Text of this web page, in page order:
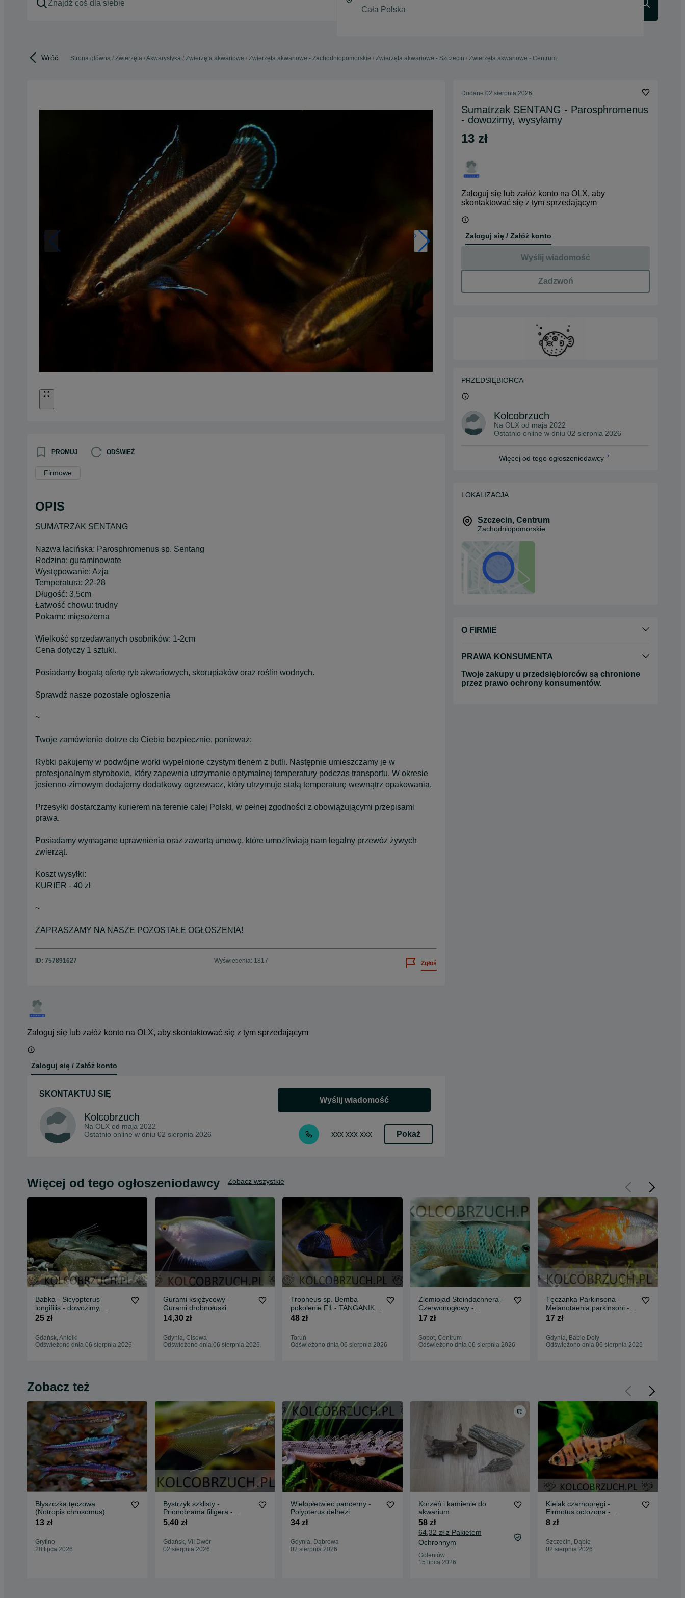
Wróć Strona główna Zwierzęta Akwarystyka Zwierzęta akwariowe Zwierzęta akwariowe - Zachodniopomorskie Zwierzęta akwariowe - Szczecin Zwierzęta akwariowe - Centrum
PROMUJ ODŚWIEŻ
Firmowe
OPIS
SUMATRZAK SENTANG
Nazwa łacińska: Parosphromenus sp. Sentang
Rodzina: guraminowate
Występowanie: Azja
Temperatura: 22-28
Długość: 3,5cm
Łatwość chowu: trudny
Pokarm: mięsożerna
Wielkość sprzedawanych osobników: 1-2cm
Cena dotyczy 1 sztuki.
Posiadamy bogatą ofertę ryb akwariowych, skorupiaków oraz roślin wodnych.
Sprawdź nasze pozostałe ogłoszenia
~
Twoje zamówienie dotrze do Ciebie bezpiecznie, ponieważ:
Rybki pakujemy w podwójne worki wypełnione czystym tlenem z butli. Następnie umieszczamy je w
profesjonalnym styroboxie, który zapewnia utrzymanie optymalnej temperatury podczas transportu. W okresie
jesienno-zimowym dodajemy dodatkowy ogrzewacz, który utrzymuje stałą temperaturę wewnątrz opakowania.
Przesyłki dostarczamy kurierem na terenie całej Polski, w pełnej zgodności z obowiązującymi przepisami
prawa.
Posiadamy wymagane uprawnienia oraz zawartą umowę, które umożliwiają nam legalny przewóz żywych
zwierząt.
Koszt wysyłki:
KURIER - 40 zł
~
ZAPRASZAMY NA NASZE POZOSTAŁE OGŁOSZENIA!
ID: 757891627 Wyświetlenia: 1817 Zgłoś
Zaloguj się lub załóż konto na OLX, aby skontaktować się z tym sprzedającym
Zaloguj się / Załóż konto
SKONTAKTUJ SIĘ
Kolcobrzuch
Na OLX od maja 2022
Ostatnio online w dniu 02 sierpnia 2026
Wyślij wiadomość
xxx xxx xxx Pokaż
Dodane 02 sierpnia 2026
Sumatrzak SENTANG - Parosphromenus
- dowozimy, wysyłamy
13 zł
Zaloguj się lub załóż konto na OLX, aby
skontaktować się z tym sprzedającym
Zaloguj się / Załóż konto
Wyślij wiadomość
Zadzwoń
PRZEDSIĘBIORCA
Kolcobrzuch
Na OLX od maja 2022
Ostatnio online w dniu 02 sierpnia 2026
Więcej od tego ogłoszeniodawcy
LOKALIZACJA
Szczecin, Centrum
Zachodniopomorskie
O FIRMIE
PRAWA KONSUMENTA
Twoje zakupy u przedsiębiorców są chronione
przez prawo ochrony konsumentów.
Więcej od tego ogłoszeniodawcy Zobacz wszystkie
Babka - Sicyopterus
longifilis - dowozimy,
wysyłamy
25 zł
Gdańsk, Aniołki
Odświeżono dnia 06 sierpnia 2026
Gurami księżycowy -
Gurami drobnołuski
14,30 zł
Gdynia, Cisowa
Odświeżono dnia 06 sierpnia 2026
Tropheus sp. Bemba
pokolenie F1 - TANGANIKA
- IMPORT - dowóz, wysyłka
48 zł
Toruń
Odświeżono dnia 06 sierpnia 2026
Ziemiojad Steindachnera -
Czerwonogłowy -
Geophagus - dowóz
17 zł
Sopot, Centrum
Odświeżono dnia 06 sierpnia 2026
Tęczanka Parkinsona -
Melanotaenia parkinsoni -
dowóz, wysyłka
17 zł
Gdynia, Babie Doły
Odświeżono dnia 06 sierpnia 2026
Zobacz też
Błyszczka tęczowa
(Notropis chrosomus)
13 zł
Gryfino
28 lipca 2026
Bystrzyk szklisty -
Prionobrama filigera -
Promieniak - dowóz,
wysyłka
5,40 zł
Gdańsk, VII Dwór
02 sierpnia 2026
Wielopłetwiec pancerny -
Polypterus delhezi
34 zł
Gdynia, Dąbrowa
02 sierpnia 2026
Korzeń i kamienie do
akwarium
58 zł
64,32 zł z Pakietem
Ochronnym
Goleniów
15 lipca 2026
Kielak czarnopręgi -
Eirmotus octozona -
dowozimy do klienta,
8 zł
Szczecin, Dąbie
02 sierpnia 2026